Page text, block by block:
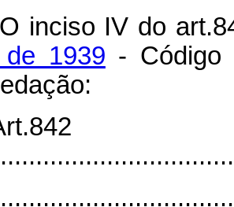
inciso IV do
de 1939 -